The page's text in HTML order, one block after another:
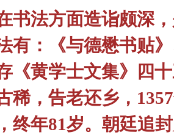
书法方面造诣颇深，
有：《与德懋书贴
《黄学士文集》四
稀，告老还乡，
终年81岁。朝廷追